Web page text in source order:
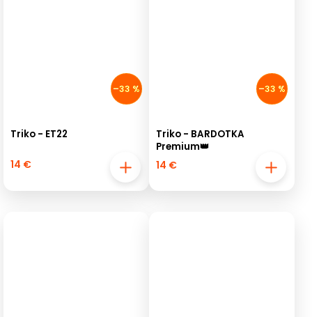
–33 %
Triko - ET22
14 €
–33 %
Triko - BARDOTKA
Premium👑
14 €